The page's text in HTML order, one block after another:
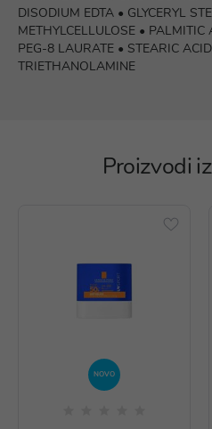
DISODIUM EDTA • GLYCERYL
METHYLCELLULOSE •
PEG-8 LAURATE • STEARIC
TRIETHANOLAMINE
Proizvodi
NOVO